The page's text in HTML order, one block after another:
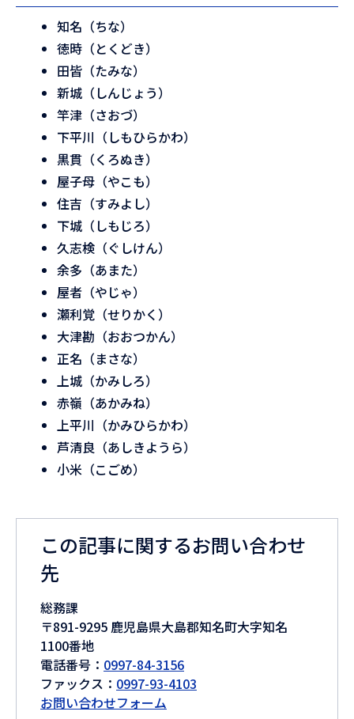
知名（ちな）
徳時（とくどき）
田皆（たみな）
新城（しんじょう）
竿津（さおづ）
下平川（しもひらかわ）
黒貫（くろぬき）
屋子母（やこも）
住吉（すみよし）
下城（しもじろ）
久志検（ぐしけん）
余多（あまた）
屋者（やじゃ）
瀬利覚（せりかく）
大津勘（おおつかん）
正名（まさな）
上城（かみしろ）
赤嶺（あかみね）
上平川（かみひらかわ）
芦清良（あしきようら）
小米（こごめ）
この記事に関するお問い合わせ
先
総務課
〒891-9295 鹿児島県大島郡知名町大字知名
1100番地
電話番号： 0997-84-3156
ファックス： 0997-93-4103
お問い合わせフォーム